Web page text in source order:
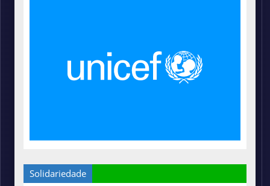
Solidariedade